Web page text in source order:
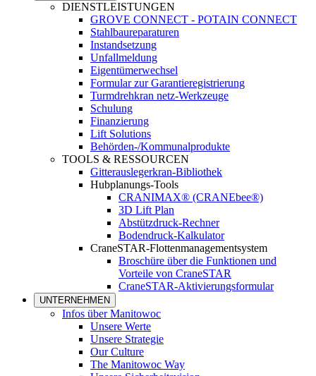
DIENSTLEISTUNGEN
GROVE CONNECT - POTAIN CONNECT
Stahlbaureparaturen
Instandsetzung
Unfallmeldung
Eigentümerwechsel
Formular zur Garantieregistrierung
Turmdrehkran netz-Werkzeuge
Schulung
Finanzierung
Lift Solutions
Behörden-/Kommunalprodukte
TOOLS & RESSOURCEN
Gitterauslegerkran-Bibliothek
Hubplanungs-Tools
CRANIMAX® (CRANEbee®)
3D Lift Plan
Abstützdruck-Rechner
Bodendruck-Kalkulator
CraneSTAR-Flottenmanagementsystem
Broschüre über die Funktionen und
Vorteile von CraneSTAR
CraneSTAR-Aktivierungsformular
UNTERNEHMEN
Infos über Manitowoc
Unsere Werte
Unsere Strategie
Our Culture
The Manitowoc Way